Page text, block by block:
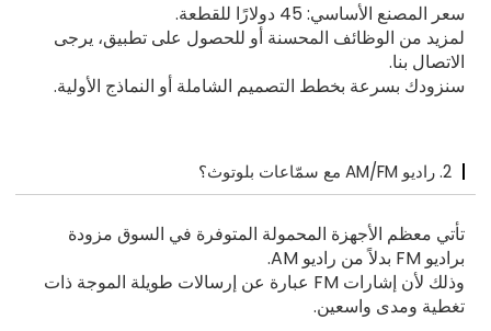
سعر المصنع الأساسي: 45 دولارًا للقطعة.
لمزيد من الوظائف المحسنة أو للحصول على تطبيق، يرجى
الاتصال بنا.
سنزودك بسرعة بخطط التصميم الشاملة أو النماذج الأولية.
2. راديو AM/FM مع سمّاعات بلوتوث؟
تأتي معظم الأجهزة المحمولة المتوفرة في السوق مزودة
براديو FM بدلاً من راديو AM.
وذلك لأن إشارات FM عبارة عن إرسالات طويلة الموجة ذات
تغطية ومدى واسعين.